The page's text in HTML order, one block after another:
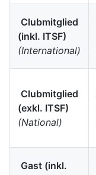
Clubmitglied
(inkl. ITSF)
(International)
Clubmitglied
(exkl. ITSF)
(National)
Gast (inkl.